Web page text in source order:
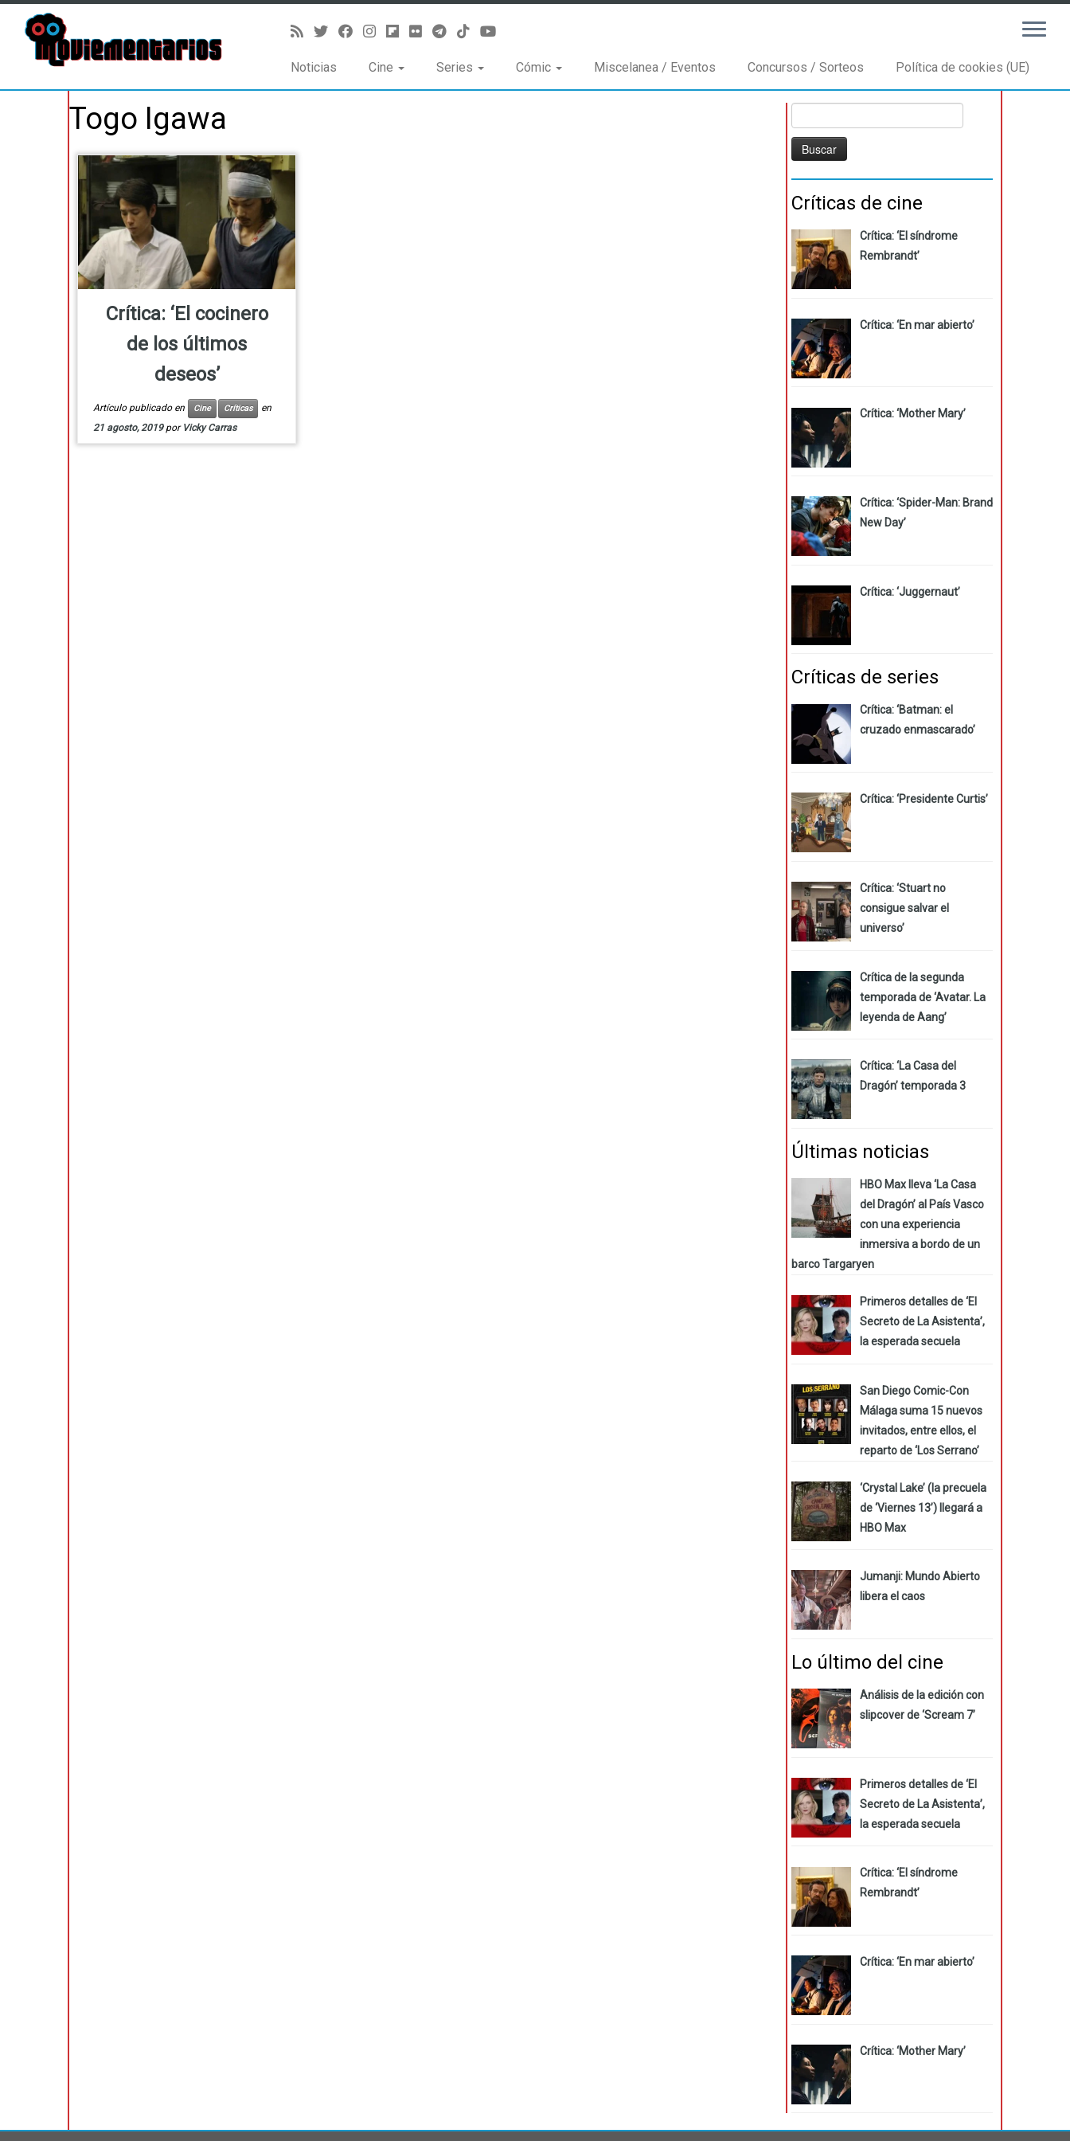
Noticias Cine Series Cómic Miscelanea / Eventos Concursos / Sorteos Política de cookies (UE)
Togo Igawa
Crítica: ‘El cocinero
de los últimos
deseos’
Artículo publicado en Cine Críticas
en
21 agosto, 2019 por Vicky Carras
Críticas de cine
Crítica: ‘El síndrome
Rembrandt’
Crítica: ‘En mar abierto’
Crítica: ‘Mother Mary’
Crítica: ‘Spider-Man: Brand
New Day’
Crítica: ‘Juggernaut’
Críticas de series
Crítica: ‘Batman: el
cruzado enmascarado’
Crítica: ‘Presidente Curtis’
Crítica: ‘Stuart no
consigue salvar el
universo’
Crítica de la segunda
temporada de ‘Avatar. La
leyenda de Aang’
Crítica: ‘La Casa del
Dragón’ temporada 3
Últimas noticias
HBO Max lleva ‘La Casa
del Dragón’ al País Vasco
con una experiencia
inmersiva a bordo de un
barco Targaryen
Primeros detalles de ‘El
Secreto de La Asistenta’,
la esperada secuela
San Diego Comic-Con
Málaga suma 15 nuevos
invitados, entre ellos, el
reparto de ‘Los Serrano’
‘Crystal Lake’ (la precuela
de ‘Viernes 13’) llegará a
HBO Max
Jumanji: Mundo Abierto
libera el caos
Lo último del cine
Análisis de la edición con
slipcover de ‘Scream 7’
Primeros detalles de ‘El
Secreto de La Asistenta’,
la esperada secuela
Crítica: ‘El síndrome
Rembrandt’
Crítica: ‘En mar abierto’
Crítica: ‘Mother Mary’